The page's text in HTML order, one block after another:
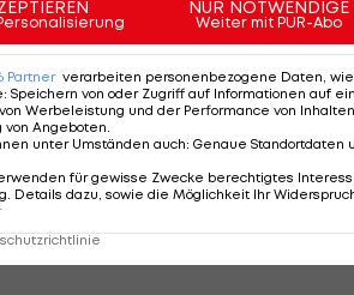
wurde klarerweise U20-
holte sich der Dreisprung-
Athletics Award am 20.
NUR NOTWENDIGE
Weiter mit PUR-Abo
Partner verarbeiten personenbezogene Daten,
: Speichern von oder Zugriff auf Informationen auf
Werbeleistung und der Performance von
von Angeboten
unter Umständen auch: Genaue Standortdaten
für gewisse Zwecke berechtigtes
Details dazu, sowie die Möglichkeit Ihr